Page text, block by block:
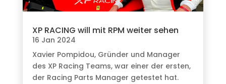
XP RACING will mit RPM weiter sehen
16 Jan 2024
Xavier Pompidou, Gründer und Manager
des XP Racing Teams, war einer der ersten,
der Racing Parts Manager getestet hat.